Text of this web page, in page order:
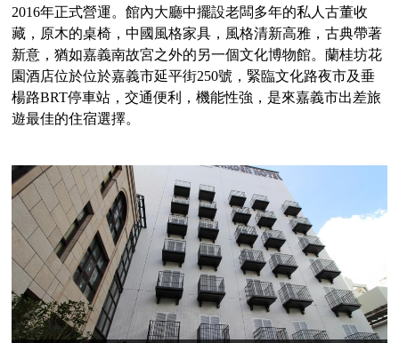
2016年正式營運。館內大廳中擺設老闆多年的私人古董收
藏，原木的桌椅，中國風格家具，風格清新高雅，古典帶著
新意，猶如嘉義南故宮之外的另一個文化博物館。蘭桂坊花
園酒店位於位於嘉義市延平街250號，緊臨文化路夜市及垂
楊路BRT停車站，交通便利，機能性強，是來嘉義市出差旅
遊最佳的住宿選擇。